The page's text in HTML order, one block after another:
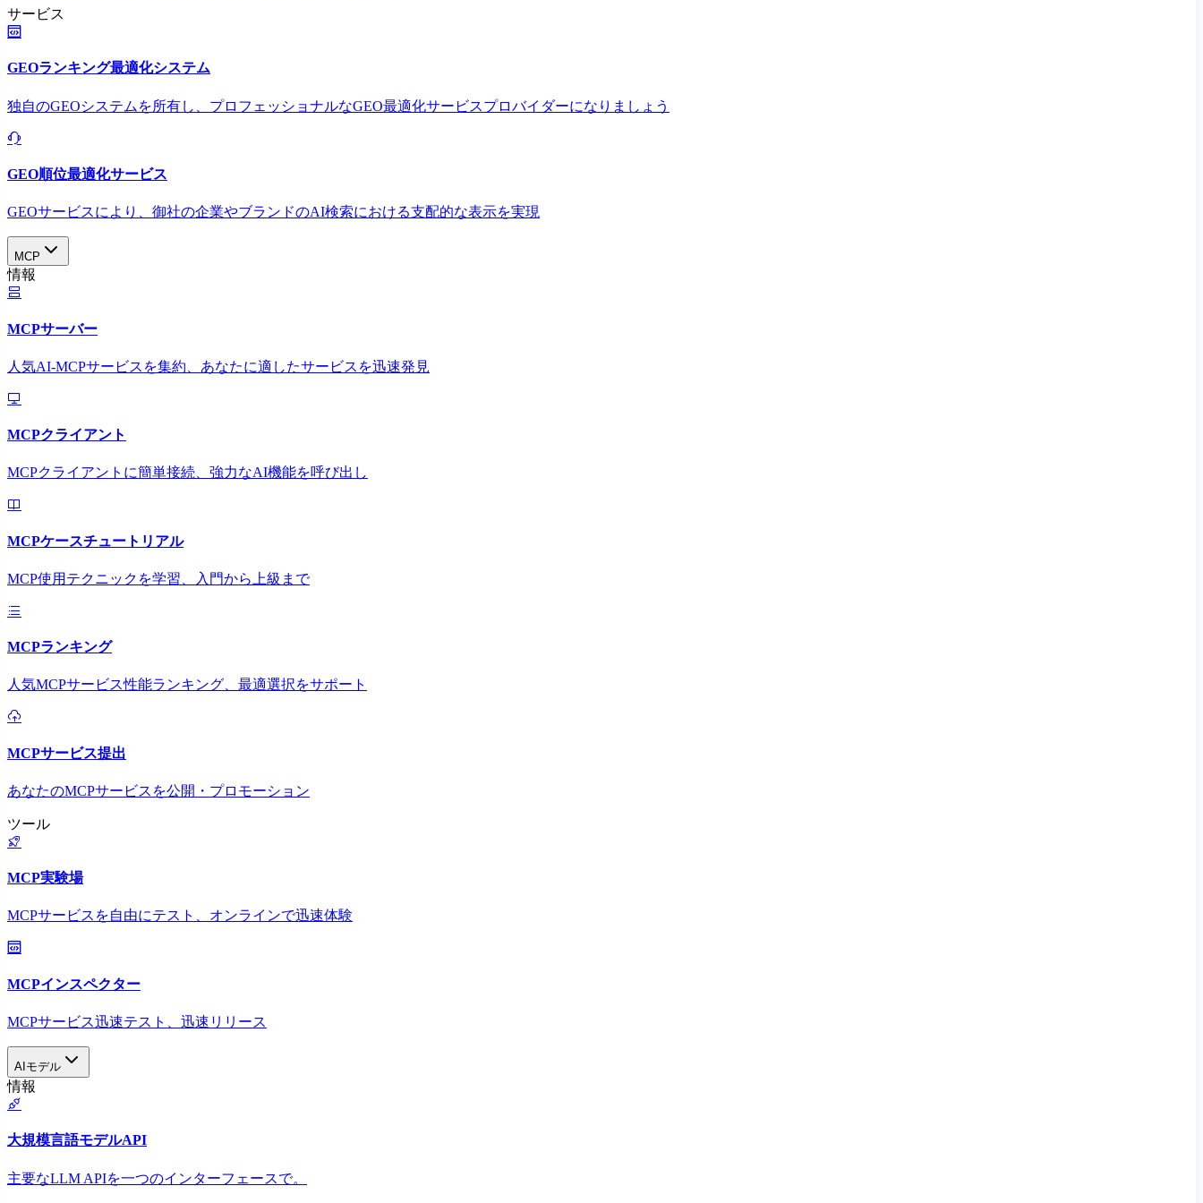
サービス
GEOランキング最適化システム
独自のGEOシステムを所有し、プロフェッショナルなGEO最適化サービスプロバイダーになりましょう
GEO順位最適化サービス
GEOサービスにより、御社の企業やブランドのAI検索における支配的な表示を実現​
MCP
情報
MCPサーバー
人気AI-MCPサービスを集約、あなたに適したサービスを迅速発見
MCPクライアント
MCPクライアントに簡単接続、強力なAI機能を呼び出し
MCPケースチュートリアル
MCP使用テクニックを学習、入門から上級まで
MCPランキング
人気MCPサービス性能ランキング、最適選択をサポート
MCPサービス提出
あなたのMCPサービスを公開・プロモーション
ツール
MCP実験場
MCPサービスを自由にテスト、オンラインで迅速体験
MCPインスペクター
MCPサービス迅速テスト、迅速リリース
AIモデル
情報
大規模言語モデルAPI
主要なLLM APIを一つのインターフェースで。